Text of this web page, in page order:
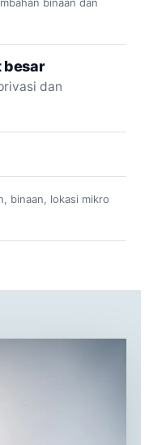
besar
dan
binaan, lokasi mikro